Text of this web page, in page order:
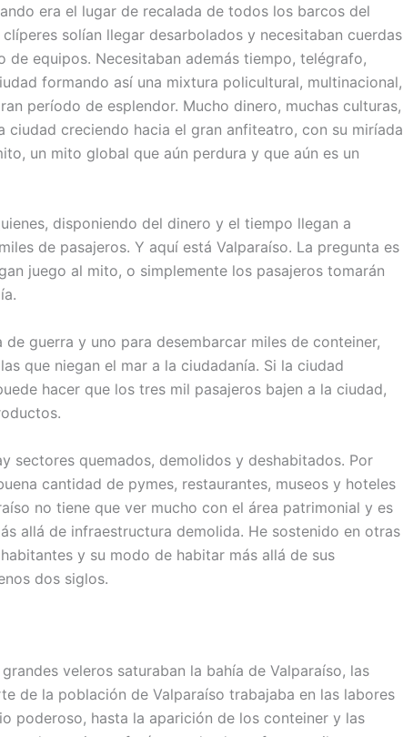
era el lugar de recalada de todos los barcos del
solían llegar desarbolados y necesitaban cuerdas
equipos. Necesitaban además tiempo, telégrafo,
formando así una mixtura policultural, multinacional,
período de esplendor. Mucho dinero, muchas culturas,
creciendo hacia el gran anfiteatro, con su miríada
un mito global que aún perdura y que aún es un
disponiendo del dinero y el tiempo llegan a
de pasajeros. Y aquí está Valparaíso. La pregunta es
juego al mito, o simplemente los pasajeros tomarán
guerra y uno para desembarcar miles de conteiner,
que niegan el mar a la ciudadanía. Si la ciudad
hacer que los tres mil pasajeros bajen a la ciudad,
sectores quemados, demolidos y deshabitados. Por
cantidad de pymes, restaurantes, museos y hoteles
no tiene que ver mucho con el área patrimonial y es
allá de infraestructura demolida. He sostenido en otras
y su modo de habitar más allá de sus
dos siglos.
veleros saturaban la bahía de Valparaíso, las
de la población de Valparaíso trabajaba en las labores
poderoso, hasta la aparición de los conteiner y las